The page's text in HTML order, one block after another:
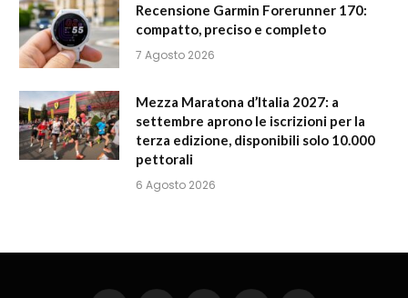
Recensione Garmin Forerunner 170:
compatto, preciso e completo
7 Agosto 2026
Mezza Maratona d’Italia 2027: a
settembre aprono le iscrizioni per la
terza edizione, disponibili solo 10.000
pettorali
6 Agosto 2026